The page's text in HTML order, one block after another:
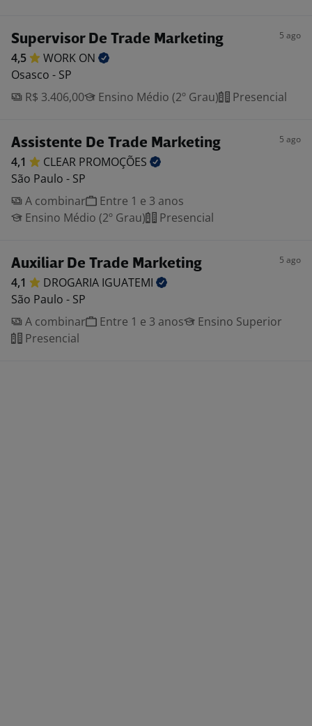
Supervisor De Trade Marketing 5 ago
4,5 WORK ON
Osasco - SP
R$ 3.406,00
Ensino Médio (2º Grau) Presencial
Assistente De Trade Marketing 5 ago
4,1 CLEAR PROMOÇÕES
São Paulo - SP
A combinar
Entre 1 e 3 anos
Ensino Médio (2º Grau)
Presencial
Auxiliar De Trade Marketing 5 ago
4,1 DROGARIA IGUATEMI
São Paulo - SP
A combinar
Entre 1 e 3 anos
Ensino Superior
Presencial